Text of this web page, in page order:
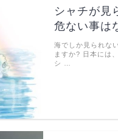
シャチが見
危ない事は
海でしか見られな
ますか? 日本には
シ …